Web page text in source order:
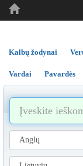
Kalbų žodynai
Vardai Pavardės